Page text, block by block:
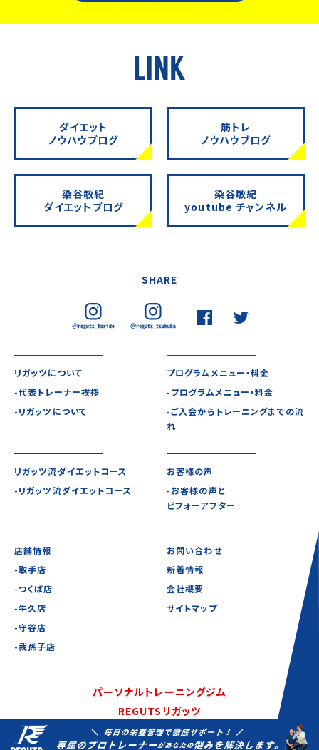
ダイエット
ノウハウブログ
筋トレ
ノウハウブログ
染谷敏紀
ダイエットブログ
染谷敏紀
youtube チャンネル
SHARE
リガッツについて
-代表トレーナー挨拶
-リガッツについて
プログラムメニュー・料金
-プログラムメニュー・料金
-ご入会からトレーニングまでの流
れ
リガッツ流ダイエットコース
-リガッツ流ダイエットコース
お客様の声
-お客様の声と
ビフォーアフター
店舗情報
-取手店
-つくば店
-牛久店
-守谷店
-我孫子店
お問い合わせ
新着情報
会社概要
サイトマップ
パーソナルトレーニングジム
REGUTSリガッツ